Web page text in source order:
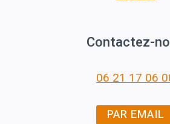
Contactez-
06 21 17 06
PAR EMAIL